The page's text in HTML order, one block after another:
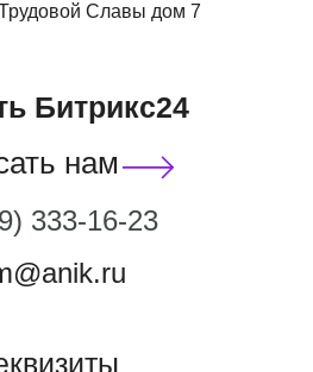
Славы дом 7
Битрикс24
нам
333-16-23